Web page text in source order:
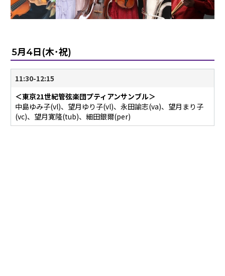
5月4日(木･祝)
11:30-12:15
＜東京21世紀管弦楽団プティアンサンブル＞
中島ゆみ子(vl)、望月ゆり子(vl)、永田諭志(va)、望月まり子
(vc)、望月寛隆(tub)、細田銀爾(per)